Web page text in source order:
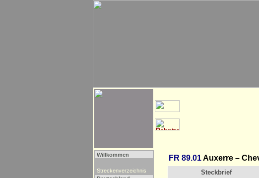
Willkommen
Streckenverzeichnis
FR 89.01Auxerre –
Steckbrief